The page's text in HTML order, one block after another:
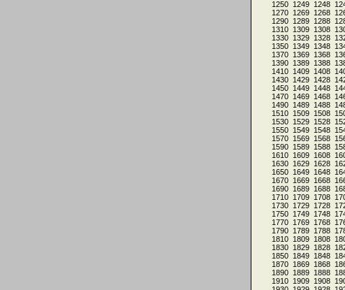
1248
1249
1250
1268
1269
1270
1288
1289
1290
1308
1309
1310
1328
1329
1330
1348
1349
1350
1368
1369
1370
1388
1389
1390
1408
1409
1410
1428
1429
1430
1448
1449
1450
1468
1469
1470
1488
1489
1490
1508
1509
1510
1528
1529
1530
1548
1549
1550
1568
1569
1570
1588
1589
1590
1608
1609
1610
1628
1629
1630
1648
1649
1650
1668
1669
1670
1688
1689
1690
1708
1709
1710
1728
1729
1730
1748
1749
1750
1768
1769
1770
1788
1789
1790
1808
1809
1810
1828
1829
1830
1848
1849
1850
1868
1869
1870
1888
1889
1890
1908
1909
1910